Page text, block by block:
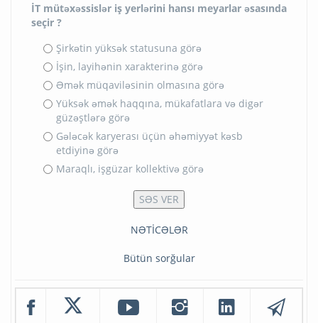
İT mütəxəssislər iş yerlərini hansı meyarlar əsasında
seçir ?
Şirkətin yüksək statusuna görə
İşin, layihənin xarakterinə görə
Əmək müqaviləsinin olmasına görə
Yüksək əmək haqqına, mükafatlara və digər
güzəştlərə görə
Gələcək karyerası üçün əhəmiyyət kəsb
etdiyinə görə
Maraqlı, işgüzar kollektivə görə
NƏTİCƏLƏR
Bütün sorğular